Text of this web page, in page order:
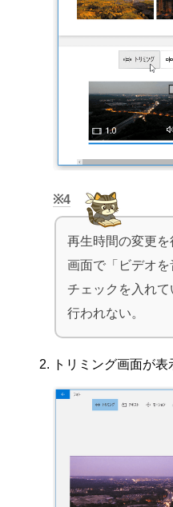
4
再生時間の変更
画面で「ビデオ
チェックを入れ
行われない。
トリミング画面が表